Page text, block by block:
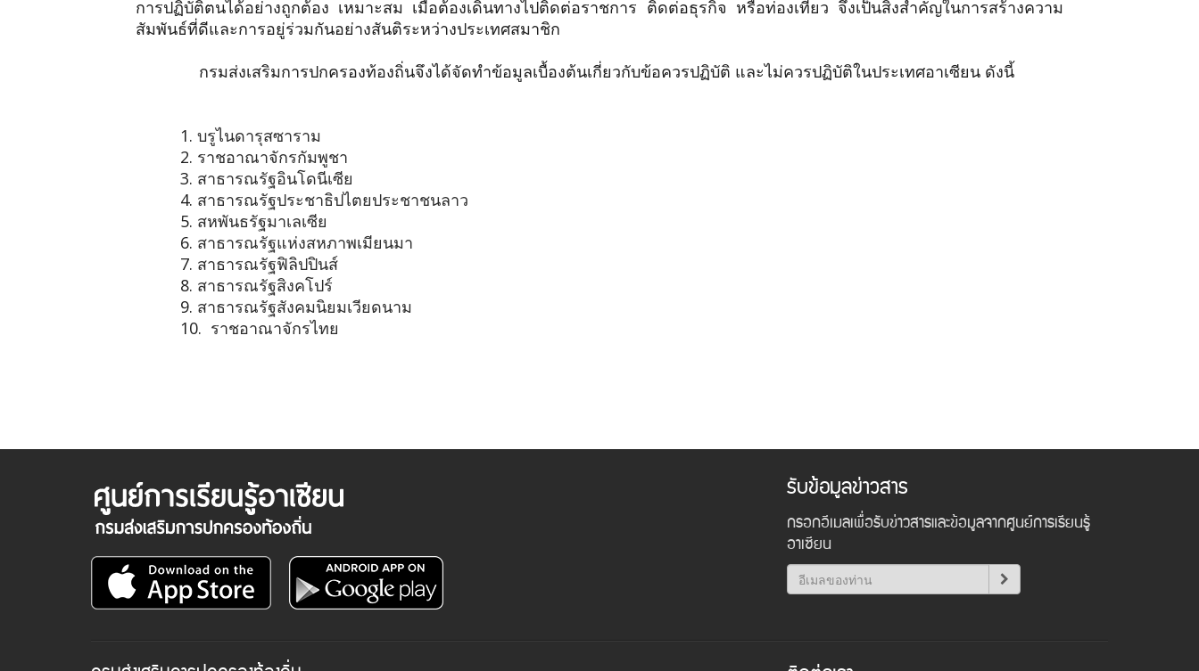
การปฏิบัติตนได้อย่างถูกต้อง เหมาะสม เมื่อต้องเดินทางไปติดต่อราชการ ติดต่อธุรกิจ หรือท่องเที่ยว จึงเป็นสิ่งสำคัญในการสร้างความ
สัมพันธ์ที่ดีและการอยู่ร่วมกันอย่างสันติระหว่างประเทศสมาชิก
กรมส่งเสริมการปกครองท้องถิ่นจึงได้จัดทำข้อมูลเบื้องต้นเกี่ยวกับข้อควรปฏิบัติ และไม่ควรปฏิบัติในประเทศอาเซียน ดังนี้
1. บรูไนดารุสซาราม
2. ราชอาณาจักรกัมพูชา
3. สาธารณรัฐอินโดนีเซีย
4. สาธารณรัฐประชาธิปไตยประชาชนลาว
5. สหพันธรัฐมาเลเซีย
6. สาธารณรัฐแห่งสหภาพเมียนมา
7. สาธารณรัฐฟิลิปปินส์
8. สาธารณรัฐสิงคโปร์
9. สาธารณรัฐสังคมนิยมเวียดนาม
10. ราชอาณาจักรไทย
รับข้อมูลข่าวสาร
กรอกอีเมลเพื่อรับข่าวสารและข้อมูลจากศูนย์การเรียนรู้
อาเซียน